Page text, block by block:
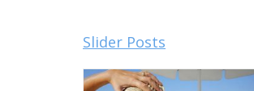
Slider Posts